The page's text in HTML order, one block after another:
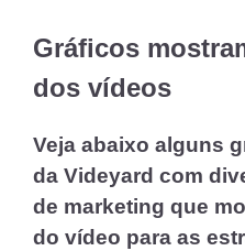
Gráficos
dos vídeos
Veja abaixo alguns
da Videyard com
de marketing que
do vídeo para as